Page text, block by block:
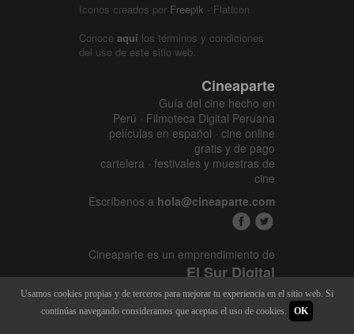
Iconos creados por Freepik - Flaticon
Conoce aquí los términos y condiciones
del uso de este sitio web.
Cineaparte
Guía del cine hecho en
Perú · Filmoteca Digital Peruana
películas en español · cine online
gratis y de pago
cartelera · festivales y muestras de
cine
Escríbenos a hola@cineaparte.com
Cineaparte es un emprendimiento de
El Sur Digital
www.elsurcine.com
Desarrollado porSALA247
Usamos cookies propias y de terceros para mejorar tu experiencia en el sitio web. Si
continúas navegando consideramos que aceptas el uso de cookies.
OK